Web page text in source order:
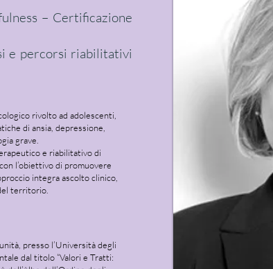
– Certificazione
e percorsi riabilitativi
rivolto ad adolescenti,
di ansia, depressione,
grave.
e riabilitativo di
l’obiettivo di promuovere
integra ascolto clinico,
territorio.
presso l’Università degli
dal titolo “Valori e Tratti: